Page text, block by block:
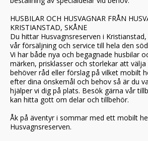
HUSBILAR OCH HUSVAGNAR FRÅN
KRISTIANSTAD, SKÅNE
Du hittar Husvagnsreserven i
vår försäljning och service till hela den
Vi har både nya och begagnade husbilar
märken, prisklasser och storlekar att välja
behöver råd eller förslag på vilket mobilt
efter dina önskemål och behov så är du
hjälper vi dig på plats. Besök gärna vår
kan hitta gott om delar och tillbehör.
Åk på äventyr i sommar med ett mobilt
Husvagnsreserven.